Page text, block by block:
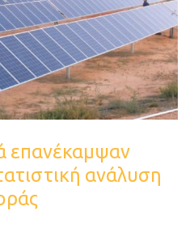
επανέκαμψαν
ανάλυση